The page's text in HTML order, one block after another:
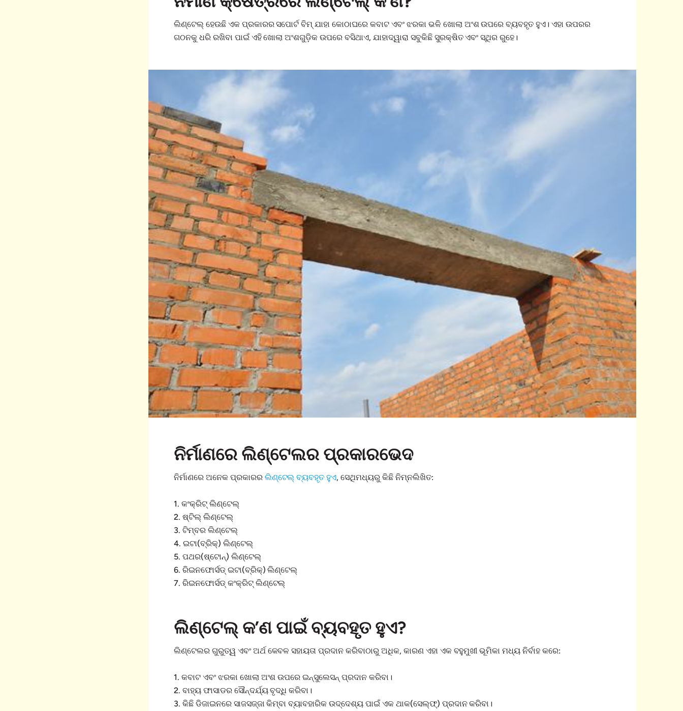
ଲିଣ୍ଟେଲ୍ ହେଉଛି ଏକ ପ୍ରକାରର ସପୋର୍ଟ ବିମ୍ ଯାହା କୋଠାଘରେ କବାଟ ଏବଂ ଝରକା ଭଳି ଖୋଲା ଅଂଶ ଉପରେ ବ୍ୟବହୃତ ହୁଏ। ଏହା ଉପରର
ଗଠନକୁ ଧରି ରଖିବା ପାଇଁ ଏହି ଖୋଲା ଅଂଶଗୁଡ଼ିକ ଉପରେ ବସିଥାଏ, ଯାହାଦ୍ୱାରା ସବୁକିଛି ସୁରକ୍ଷିତ ଏବଂ ସ୍ଥିର ରୁହେ।
ନିର୍ମାଣରେ ଲିଣ୍ଟେଲର ପ୍ରକାରଭେଦ
ନିର୍ମାଣରେ ଅନେକ ପ୍ରକାରର ଲିଣ୍ଟେଲ୍ ବ୍ୟବହୃତ ହୁଏ, ସେଥିମଧ୍ୟରୁ କିଛି ନିମ୍ନଲିଖିତ:
1. କଂକ୍ରିଟ୍ ଲିଣ୍ଟେଲ୍
2. ଷ୍ଟିଲ୍ ଲିଣ୍ଟେଲ୍
3. ଟିମ୍ବର ଲିଣ୍ଟେଲ୍
4. ଇଟା(ବ୍ରିକ୍) ଲିଣ୍ଟେଲ୍
5. ପଥର(ଷ୍ଟୋନ୍) ଲିଣ୍ଟେଲ୍
6. ରିଇନଫୋର୍ସଡ୍ ଇଟା(ବ୍ରିକ୍) ଲିଣ୍ଟେଲ୍
7. ରିଇନଫୋର୍ସଡ୍ କଂକ୍ରିଟ୍ ଲିଣ୍ଟେଲ୍
ଲିଣ୍ଟେଲ୍ କ’ଣ ପାଇଁ ବ୍ୟବହୃତ ହୁଏ?
ଲିଣ୍ଟେଲର ଗୁରୁତ୍ୱ ଏବଂ ଅର୍ଥ କେବଳ ସହାୟତା ପ୍ରଦାନ କରିବାଠାରୁ ଅଧିକ, କାରଣ ଏହା ଏକ ବହୁମୁଖୀ ଭୂମିକା ମଧ୍ୟ ନିର୍ବାହ କରେ:
1. କବାଟ ଏବଂ ଝରକା ଖୋଲା ଅଂଶ ଉପରେ ଇନ୍ସୁଲେସନ୍ ପ୍ରଦାନ କରିବା।
2. ବାହ୍ୟ ଫାସାଡର ସୌନ୍ଦର୍ଯ୍ୟ ବୃଦ୍ଧି କରିବା।
3. କିଛି ଡିଜାଇନରେ ସାଜସଜ୍ଜା କିମ୍ବା ବ୍ୟାବହାରିକ ଉଦ୍ଦେଶ୍ୟ ପାଇଁ ଏକ ଥାକ(ସେଲ୍ଫ୍) ପ୍ରଦାନ କରିବା।